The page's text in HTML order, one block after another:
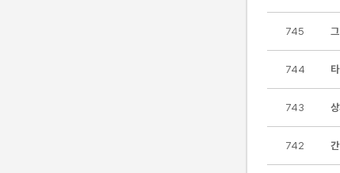
745
744
743
742